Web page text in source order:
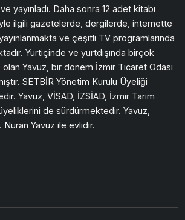
yayınladı. Daha sonra 12 adet kitabı
ilgili gazetelerde, dergilerde, internette
ve çeşitli TV programlarında
Yurtiçinde ve yurtdışında birçok
Yavuz, bir dönem İzmir Ticaret Odası
SETBİR Yönetim Kurulu Üyeliği
Yavuz, VİSAD, İZSİAD, İzmir Tarım
de sürdürmektedir. Yavuz,
Yavuz ile evlidir.